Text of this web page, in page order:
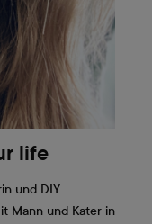
life
und DIY
Mann und Kater in